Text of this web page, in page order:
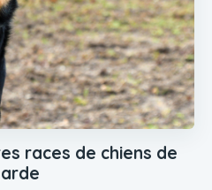
races de chiens de